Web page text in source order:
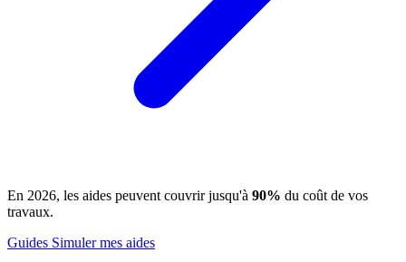
En 2026, les aides peuvent couvrir jusqu'à 90% du coût de vos
travaux.
Guides Simuler mes aides